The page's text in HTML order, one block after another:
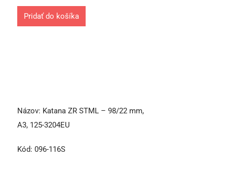
Pridať do košíka
Názov: Katana ZR STML – 98/22 mm,
A3, 125-3204EU
Kód: 096-116S